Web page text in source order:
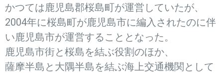
かつては鹿児島郡桜島町が運営していたが、
2004年に桜島町が鹿児島市に編入されたのに伴
い鹿児島市が運営することとなった。
鹿児島市街と桜島を結ぶ役割のほか、
薩摩半島と大隅半島を結ぶ海上交通機関として